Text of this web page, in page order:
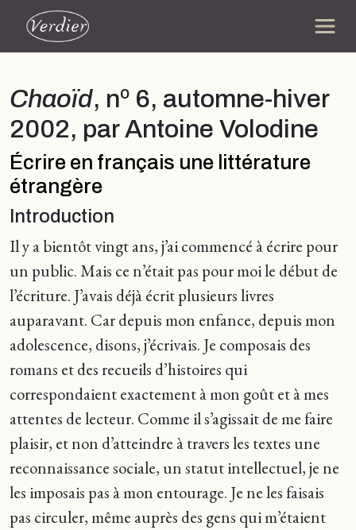
Chaoïd, nº 6, automne-hiver
2002, par Antoine Volodine
Écrire en français une littérature
étrangère
Introduction
Il y a bientôt vingt ans, j’ai commencé à écrire pour
un public. Mais ce n’était pas pour moi le début de
l’écriture. J’avais déjà écrit plusieurs livres
auparavant. Car depuis mon enfance, depuis mon
adolescence, disons, j’écrivais. Je composais des
romans et des recueils d’histoires qui
correspondaient exactement à mon goût et à mes
attentes de lecteur. Comme il s’agissait de me faire
plaisir, et non d’atteindre à travers les textes une
reconnaissance sociale, un statut intellectuel, je ne
les imposais pas à mon entourage. Je ne les faisais
pas circuler, même auprès des gens qui m’étaient